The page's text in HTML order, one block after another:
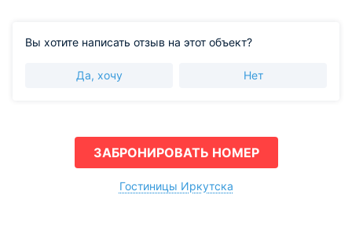
Вы хотите написать отзыв на этот объект?
Да, хочу Нет
ЗАБРОНИРОВАТЬ НОМЕР
Гостиницы Иркутска